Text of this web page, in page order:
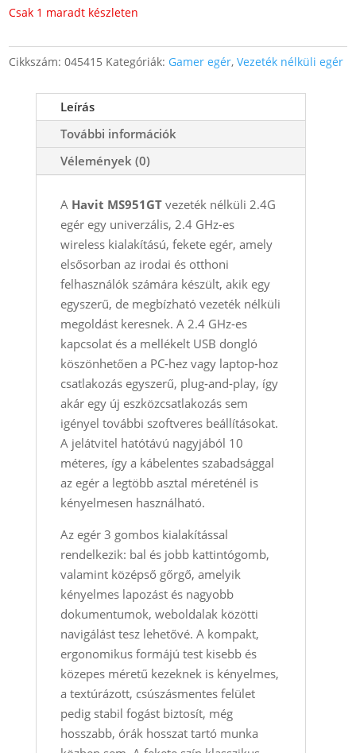
vezeték
2.4G
egér
mennyiség
Csak 1 maradt készleten
Cikkszám:045415 Kategóriák: Gamer egér,Vezeték nélküli egér
Leírás
További információk
Vélemények (0)
A Havit MS951GTvezeték nélküli 2.4G
egér egy univerzális, 2.4 GHz‑es
wireless kialakítású, fekete egér, amely
elsősorban az irodai és otthoni
felhasználók számára készült, akik egy
egyszerű, de megbízható vezeték nélküli
megoldást keresnek. A 2.4 GHz‑es
kapcsolat és a mellékelt USB dongló
köszönhetően a PC‑hez vagy laptop‑hoz
csatlakozás egyszerű, plug‑and‑play, így
akár egy új eszközcsatlakozás sem
igényel további szoftveres beállításokat.
A jelátvitel hatótávú nagyjából 10
méteres, így a kábelentes szabadsággal
az egér a legtöbb asztal méreténél is
kényelmesen használható.
Az egér 3 gombos kialakítással
rendelkezik: bal és jobb kattintógomb,
valamint középső gőrgő, amelyik
kényelmes lapozást és nagyobb
dokumentumok, weboldalak közötti
navigálást tesz lehetővé. A kompakt,
ergonomikus formájú test kisebb és
közepes méretű kezeknek is kényelmes,
a textúrázott, csúszásmentes felület
pedig stabil fogást biztosít, még
hosszabb, órák hosszat tartó munka